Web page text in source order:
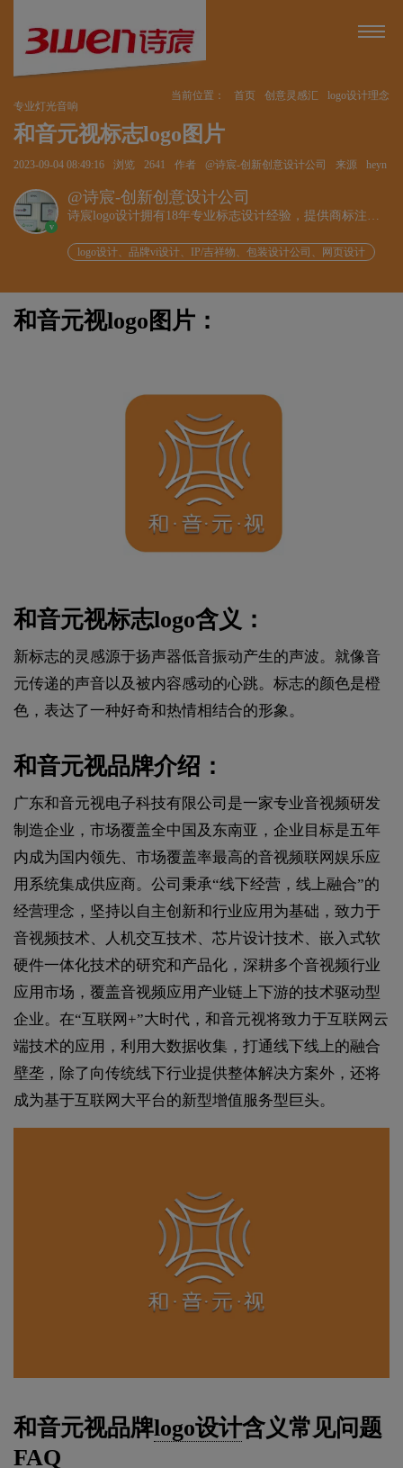
当前位置： 首页 创意灵感汇
logo设计理念
专业灯光音响
和音元视标志logo图片
2023-09-04 08:49:16 浏览 2641 作者 @诗宸-创新创意设计公司 来源 heyn
v
@诗宸-创新创意设计公司
诗宸logo设计拥有18年专业标志设计经验，提供商标注册
logo设计、品牌vi设计、IP/吉祥物、包装设计公司、网页设计
和音元视logo图片：
和音元视标志logo含义：
新标志的灵感源于扬声器低音振动产生的声波。就像音
元传递的声音以及被内容感动的心跳。标志的颜色是橙
色，表达了一种好奇和热情相结合的形象。
和音元视品牌介绍：
广东和音元视电子科技有限公司是一家专业音视频研发
制造企业，市场覆盖全中国及东南亚，企业目标是五年
内成为国内领先、市场覆盖率最高的音视频联网娱乐应
用系统集成供应商。公司秉承“线下经营，线上融合”的
经营理念，坚持以自主创新和行业应用为基础，致力于
音视频技术、人机交互技术、芯片设计技术、嵌入式软
硬件一体化技术的研究和产品化，深耕多个音视频行业
应用市场，覆盖音视频应用产业链上下游的技术驱动型
企业。在“互联网+”大时代，和音元视将致力于互联网云
端技术的应用，利用大数据收集，打通线下线上的融合
壁垄，除了向传统线下行业提供整体解决方案外，还将
成为基于互联网大平台的新型增值服务型巨头。
和音元视品牌logo设计含义常见问题
FAQ